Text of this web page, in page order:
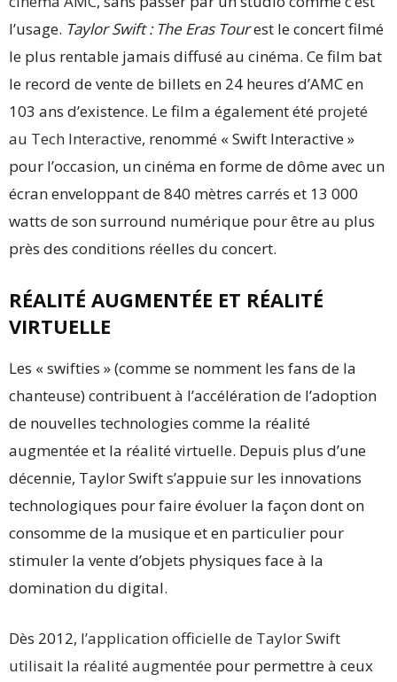
l’usage. Taylor Swift : The Eras Tourest le concert filmé
le plus rentable jamais diffusé au cinéma. Ce film bat
le record de vente de billets en 24 heures d’AMC en
103 ans d’existence. Le film a également été projeté
au Tech Interactive, renommé « Swift Interactive »
pour l’occasion, un cinéma en forme de dôme avec un
écran enveloppant de 840 mètres carrés et 13 000
watts de son surround numérique pour être au plus
près des conditions réelles du concert.
RÉALITÉ AUGMENTÉE ET RÉALITÉ
VIRTUELLE
Les « swifties » (comme se nomment les fans de la
chanteuse) contribuent à l’accélération de l’adoption
de nouvelles technologies comme la réalité
augmentée et la réalité virtuelle. Depuis plus d’une
décennie, Taylor Swift s’appuie sur les innovations
technologiques pour faire évoluer la façon dont on
consomme de la musique et en particulier pour
stimuler la vente d’objets physiques face à la
domination du digital.
Dès 2012, l’application officielle de Taylor Swift
utilisait la réalité augmentée pour permettre à ceux